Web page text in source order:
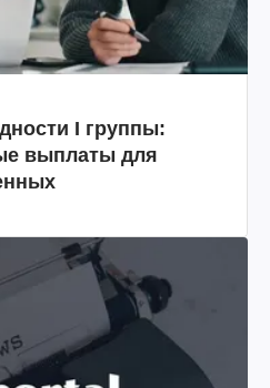
I группы:
выплаты для